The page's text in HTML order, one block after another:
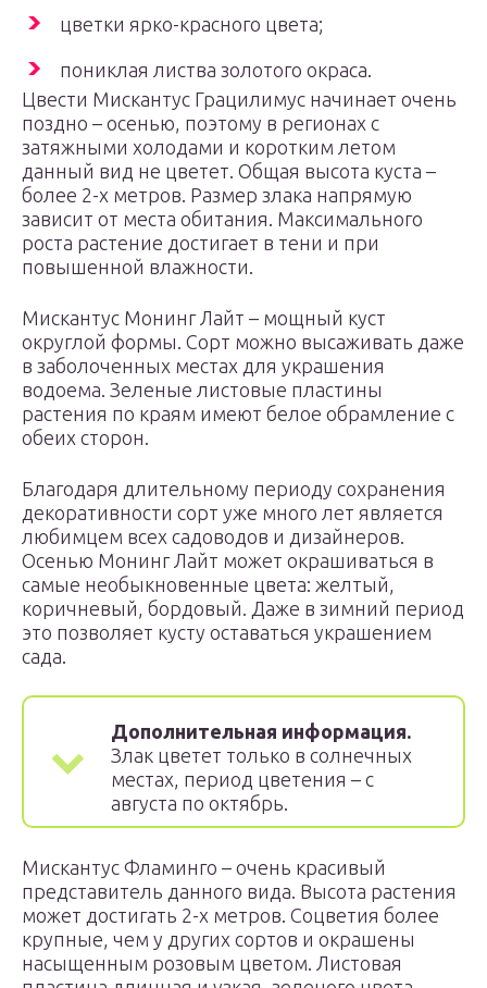
цветки ярко-красного цвета;
пониклая листва золотого окраса.
Цвести Мискантус Грацилимус начинает очень
поздно – осенью, поэтому в регионах с
затяжными холодами и коротким летом
данный вид не цветет. Общая высота куста –
более 2-х метров. Размер злака напрямую
зависит от места обитания. Максимального
роста растение достигает в тени и при
повышенной влажности.
Мискантус Монинг Лайт – мощный куст
округлой формы. Сорт можно высаживать даже
в заболоченных местах для украшения
водоема. Зеленые листовые пластины
растения по краям имеют белое обрамление с
обеих сторон.
Благодаря длительному периоду сохранения
декоративности сорт уже много лет является
любимцем всех садоводов и дизайнеров.
Осенью Монинг Лайт может окрашиваться в
самые необыкновенные цвета: желтый,
коричневый, бордовый. Даже в зимний период
это позволяет кусту оставаться украшением
сада.
Дополнительная информация.
Злак цветет только в солнечных
местах, период цветения – с
августа по октябрь.
Мискантус Фламинго – очень красивый
представитель данного вида. Высота растения
может достигать 2-х метров. Соцветия более
крупные, чем у других сортов и окрашены
насыщенным розовым цветом. Листовая